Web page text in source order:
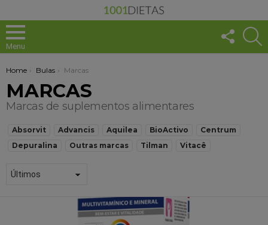
Menu
US
You are here:
Home Bulas Marcas
MARCAS
Marcas de suplementos alimentares
SUBTERMS
Absorvit Advancis Aquilea BioActivo
Centrum
Depuralina
Outras marcas Tilman Vitacê